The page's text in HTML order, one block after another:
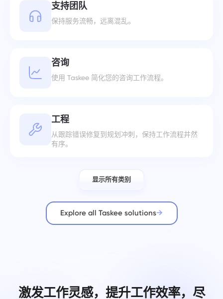
支持团队
保持服务流畅，远离混乱。
咨询
使用 Taskee 简化您的咨询工作流程。
工程
从跟踪错误修复到规划冲刺，保持工作流程井然
有序。
显示所有类别
Explore all Taskee solutions
激发工作灵感，提升工作效率，尽